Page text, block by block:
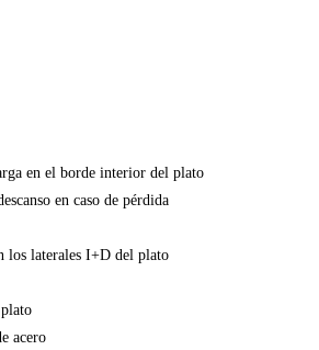
en el borde interior del plato
en caso de pérdida
los laterales I+D del plato
acero